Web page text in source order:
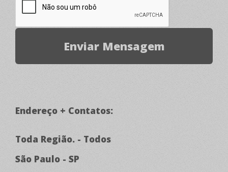
Endereço + Contatos:
Toda Região. - Todos
São Paulo - SP